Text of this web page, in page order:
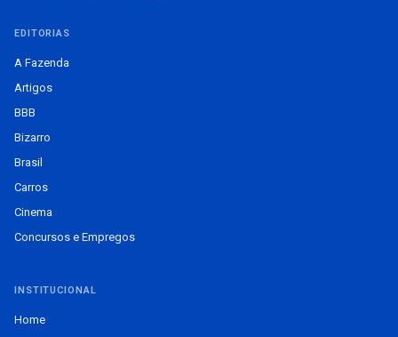
EDITORIAS
A Fazenda
Artigos
BBB
Bizarro
Brasil
Carros
Cinema
Concursos e Empregos
INSTITUCIONAL
Home